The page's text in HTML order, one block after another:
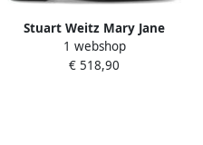
Stuart Weitz Mary Jane
Ballerina's
1 webshop
€ 518,90